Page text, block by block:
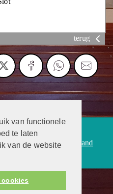
van functionele
te laten
van de website
cookies
terug
tussen de
Kerk in Nederland
B.V.